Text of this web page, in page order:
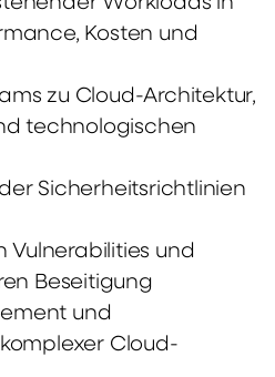
Workloads in
Kosten und
zu Cloud-Architektur,
technologischen
Sicherheitsrichtlinien
Vulnerabilities und
Beseitigung
und
Cloud-